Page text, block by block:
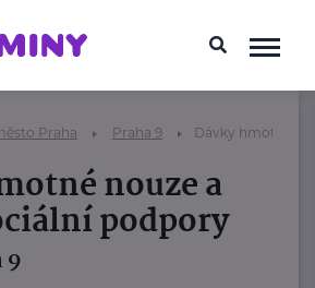
Praha Praha 9 Dávky hmotné
nouze a
podpory
9